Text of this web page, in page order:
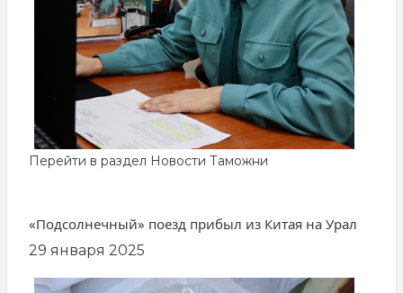
Перейти в раздел Новости Таможни
«Подсолнечный» поезд прибыл из Китая на Урал
29 января 2025
заглавная